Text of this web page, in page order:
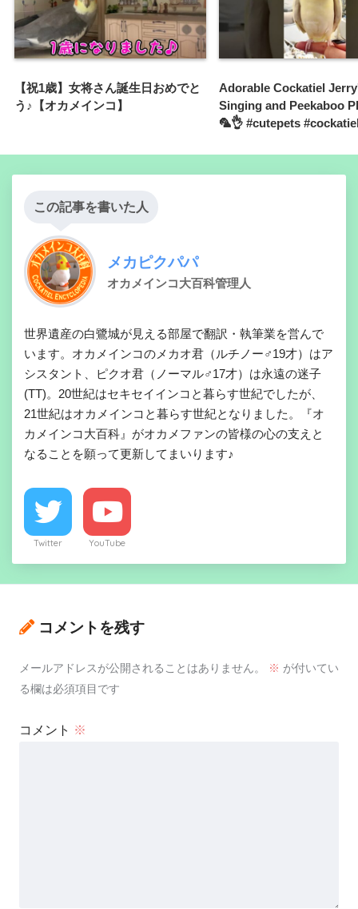
【祝1歳】女将さん誕生日おめでと
う♪【オカメインコ】
Adorable Cockatiel
Singing and Peekaboo
🦜👌 #cutepets
この記事を書いた人
メカピクパパ
オカメインコ大百科管理人
世界遺産の白鷺城が見える部屋で翻訳・執筆業を営んで
います。オカメインコのメカオ君（ルチノー♂19才）はア
シスタント、ピクオ君（ノーマル♂17才）は永遠の迷子
(TT)。20世紀はセキセイインコと暮らす世紀でしたが、
21世紀はオカメインコと暮らす世紀となりました。『オ
カメインコ大百科』がオカメファンの皆様の心の支えと
なることを願って更新してまいります♪
Twitter YouTube
コメントを残す
メールアドレスが公開されることはありません。 ※ が付いてい
る欄は必須項目です
コメント ※